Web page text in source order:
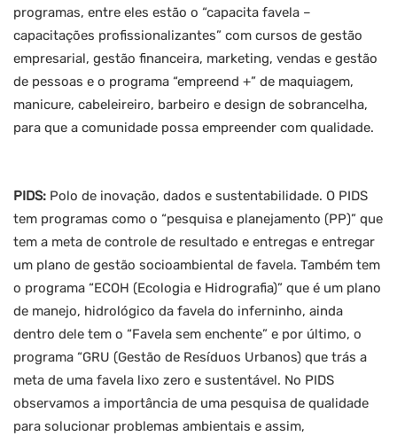
programas, entre eles estão o “capacita favela –
capacitações profissionalizantes” com cursos de gestão
empresarial, gestão financeira, marketing, vendas e gestão
de pessoas e o programa “empreend +” de maquiagem,
manicure, cabeleireiro, barbeiro e design de sobrancelha,
para que a comunidade possa empreender com qualidade.
PIDS: Polo de inovação, dados e sustentabilidade. O PIDS
tem programas como o “pesquisa e planejamento (PP)” que
tem a meta de controle de resultado e entregas e entregar
um plano de gestão socioambiental de favela. Também tem
o programa “ECOH (Ecologia e Hidrografia)” que é um plano
de manejo, hidrológico da favela do inferninho, ainda
dentro dele tem o “Favela sem enchente” e por último, o
programa “GRU (Gestão de Resíduos Urbanos) que trás a
meta de uma favela lixo zero e sustentável. No PIDS
observamos a importância de uma pesquisa de qualidade
para solucionar problemas ambientais e assim,